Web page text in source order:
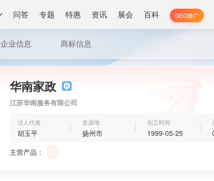
问答 专题 特惠 资讯 展会 百科 GEO推广
华南家政
江苏华南服务有限公司
法人代表
胡玉平
发源地
扬州市
创立时间
1999-05-25
主营产品：
企业信息 商标信息